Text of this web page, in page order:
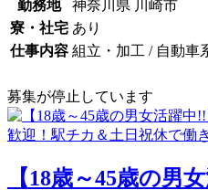
勤務地
神奈川県 川崎市
寮・社宅 あり
仕事内容 組立・加工 / 自動車
募集が停止しています
【18歳～45歳の男